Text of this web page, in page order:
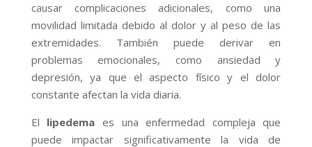
causar complicaciones adicionales, como una
movilidad limitada debido al dolor y al peso de las
extremidades. También puede derivar en
problemas emocionales, como ansiedad y
depresión, ya que el aspecto físico y el dolor
constante afectan la vida diaria.
El lipedema es una enfermedad compleja que
puede impactar significativamente la vida de